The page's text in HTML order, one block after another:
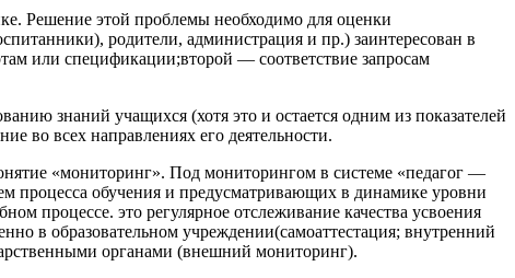
Решение этой проблемы необходимо для оценки
родители, администрация и пр.) заинтересован в
или спецификации;второй — соответствие запросам
знаний учащихся (хотя это и остается одним из показателей
во всех направлениях его деятельности.
«мониторинг». Под мониторингом в системе «педагог —
процесса обучения и предусматривающих в динамике уровни
процессе. это регулярное отслеживание качества усвоения
в образовательном учреждении(самоаттестация; внутренний
органами (внешний мониторинг).